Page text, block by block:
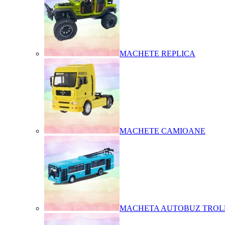
MACHETE REPLICA
MACHETE CAMIOANE
MACHETA AUTOBUZ